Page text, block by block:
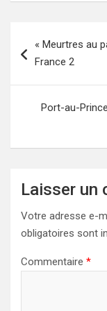
de
« Meurtres au
France 2
Port-au-
Laisser un
Votre adresse e-
obligatoires sont
Commentaire *